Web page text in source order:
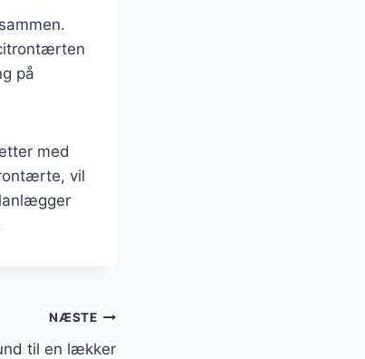
på
med
vil
NÆSTE
til en lækker